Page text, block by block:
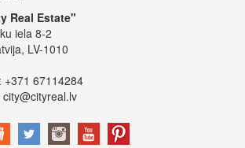
Real Estate"
iela 8-2
LV-1010
+371 67114284
city@cityreal.lv